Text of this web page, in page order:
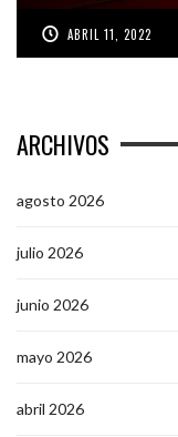
ABRIL 11, 2022
ARCHIVOS
agosto 2026
julio 2026
junio 2026
mayo 2026
abril 2026